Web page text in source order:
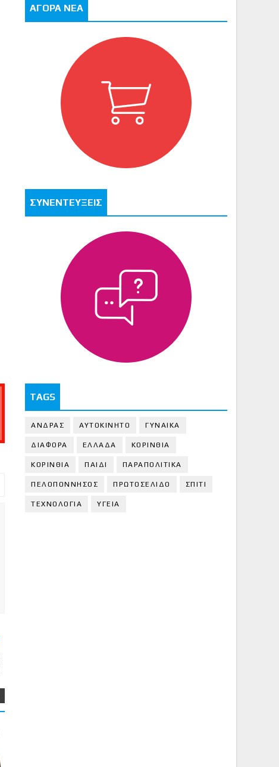
ΑΓΟΡΑ ΝΕΑ
ΣΥΝΕΝΤΕΥΞΕΙΣ
TAGS
ΑΝΔΡΑΣ ΑΥΤΟΚΙΝΗΤΟ ΓΥΝΑΙΚΑ
ΔΙΑΦΟΡΑ ΕΛΛΑΔΑ ΚΟΡΙΝΘΙΑ
ΚΟΡΙΝΘΙA ΠΑΙΔΙ ΠΑΡΑΠΟΛΙΤΙΚΑ
ΠΕΛΟΠΟΝΝΗΣΟΣ ΠΡΩΤΟΣΕΛΙΔΟ ΣΠΙΤΙ
ΤΕΧΝΟΛΟΓΙΑ ΥΓΕΙΑ